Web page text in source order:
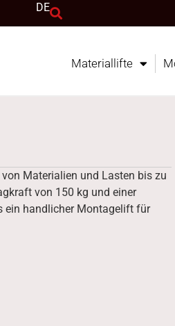
DE
Materiallifte
Materialien und Lasten bis zu
von 150 kg und einer
ein handlicher Montagelift für